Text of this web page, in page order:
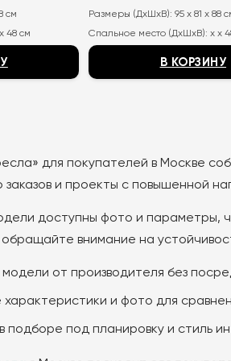
см
48 см
составляла
000
₽.
20
₽.
Размеры (ДхШхВ):95 x 81 x 88
Спальное место (ДхШхВ):x x
В КОРЗИНУ
вариаций.
Опции
можно
выбрать
странице
для покупателей в Москве
и проекты с повышенной
доступны фото и параметры,
внимание на
от производителя без
и фото для
подборе под планировку и стиль